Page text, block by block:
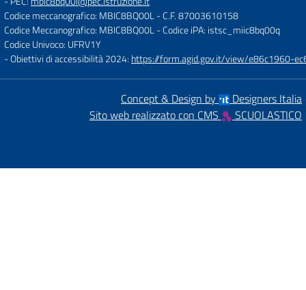
Codice meccanografico: MBIC8BQ00L- C.F. 87003610158
Codice Meccanografico: MBIC8BQ00L- Codice iPA: istsc_miic8bq00q
Codice Univoco: UFRV1Y
- Obiettivi di accessibilità 2024: https://form.agid.gov.it/view/e86c1960-
Concept & Design by
Designers Italia
Sito web realizzato con CMS
SCUOLASTICO